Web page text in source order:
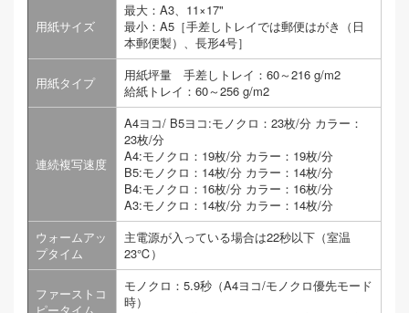
用紙サイズ
最大：A3、11×17"
最小：A5［手差しトレイでは郵便はがき（日
本郵便製）、長形4号］
用紙タイプ
用紙坪量 手差しトレイ：60～216 g/m2
給紙トレイ：60～256 g/m2
連続複写速度
A4ヨコ/ B5ヨコ:モノクロ：23枚/分 カラー：
23枚/分
A4:モノクロ：19枚/分 カラー：19枚/分
B5:モノクロ：14枚/分 カラー：14枚/分
B4:モノクロ：16枚/分 カラー：16枚/分
A3:モノクロ：14枚/分 カラー：14枚/分
ウォームアッ
プタイム
主電源が入っている場合は22秒以下（室温
23℃）
ファーストコ
モノクロ：5.9秒（A4ヨコ/モノクロ優先モード
時）